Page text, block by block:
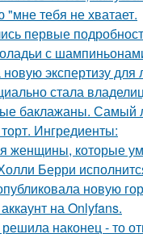
тебя не хватает.
первые
с
экспертизу
стала
баклажаны. Самый
Ингредиенты:
женщины, которые
Берри
новую
на Onlyfans.
наконец - то